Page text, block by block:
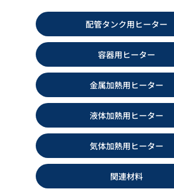
IBCヒーター IIBC-G型
カタログダウンロード
中継・分岐
カタ
配管タンク用ヒーター
容器用ヒーター
金属加熱用ヒーター
液体加熱用ヒーター
気体加熱用ヒーター
関連材料